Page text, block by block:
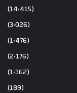
(14٬415)
(3٬026)
(1٬476)
(2٬176)
(1٬362)
(189)